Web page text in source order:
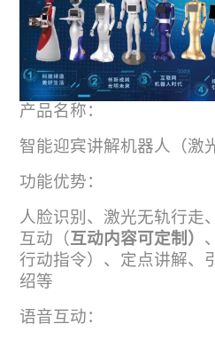
产品名称：
智能迎宾讲解机器人（激
功能优势：
人脸识别、激光无轨行走
互动（互动内容可定制）
行动指令）、定点讲解、
绍等
语音互动：